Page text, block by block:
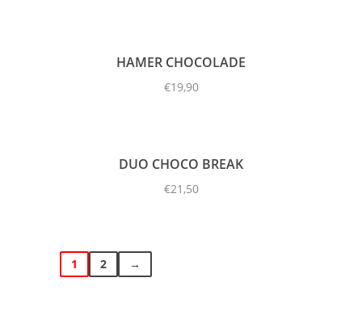
HAMER CHOCOLADE
€19,90
DUO CHOCO BREAK
€21,50
1 2 →